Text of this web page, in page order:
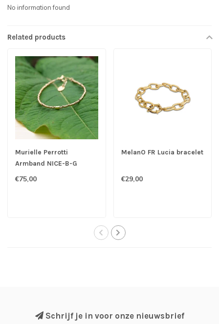
No information found
Related products
Murielle Perrotti
Armband NICE-B-G
€75,00
MelanO FR Lucia bracelet
€29,00
Schrijf je in voor onze nieuwsbrief